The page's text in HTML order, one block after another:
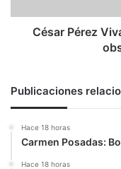
y
César Pérez
Publicaciones
Hace 18 horas
Carmen Posadas:
Hace 18 horas